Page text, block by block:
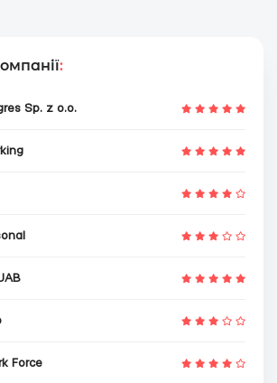
:
Sp. z o.o.
Force